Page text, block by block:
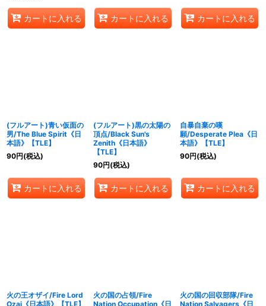
カートに入れる カートに入れる カートに入れる
(フルアート)青い仮面の
男/The Blue Spirit《日
本語》【TLE】
90円(税込)
カートに入れる
(フルアート)黒の太陽の
頂点/Black Sun's
Zenith《日本語》
【TLE】
90円(税込)
カートに入れる
自暴自棄の嘆
願/Desperate Plea《日
本語》【TLE】
90円(税込)
カートに入れる
火の王オザイ/Fire Lord
Ozai《日本語》【TLE】
火の国の占領/Fire
Nation Occupation《日
火の国の回収部隊/Fire
Nation Salvagers《日